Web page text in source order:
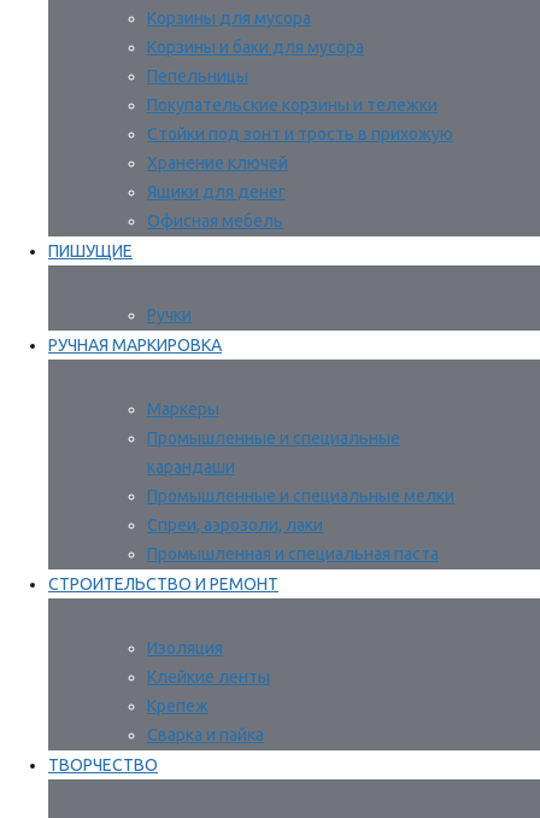
Корзины для мусора
Корзины и баки для мусора
Пепельницы
Покупательские корзины и тележки
Стойки под зонт и трость в прихожую
Хранение ключей
Ящики для денег
Офисная мебель
ПИШУЩИЕ
Ручки
РУЧНАЯ МАРКИРОВКА
Маркеры
Промышленные и специальные
карандаши
Промышленные и специальные мелки
Спреи, аэрозоли, лаки
Промышленная и специальная паста
СТРОИТЕЛЬСТВО И РЕМОНТ
Изоляция
Клейкие ленты
Крепеж
Сварка и пайка
ТВОРЧЕСТВО